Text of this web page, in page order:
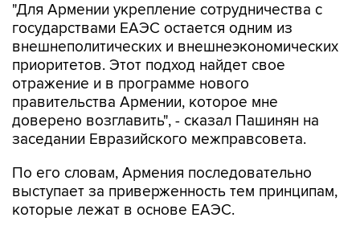
"Для Армении укрепление сотрудничества с
государствами ЕАЭС остается одним из
внешнеполитических и внешнеэкономических
приоритетов. Этот подход найдет свое
отражение и в программе нового
правительства Армении, которое мне
доверено возглавить", - сказал Пашинян на
заседании Евразийского межправсовета.
По его словам, Армения последовательно
выступает за приверженность тем принципам,
которые лежат в основе ЕАЭС.